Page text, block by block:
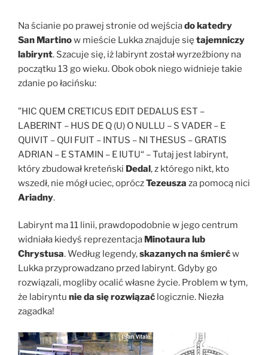
Na ścianie po prawej stronie od wejściado katedry
San Martinow mieście Lukka znajduje się tajemniczy
labirynt. Szacuje się, iż labirynt został wyrzeźbiony na
początku 13 go wieku. Obok obok niego widnieje takie
zdanie po łacińsku:
”HIC QUEM CRETICUS EDIT DEDALUS EST –
LABERINT – HUS DE Q (U) O NULLU – S VADER – E
QUIVIT – QUI FUIT – INTUS – NI THESUS – GRATIS
ADRIAN – E STAMIN – E IUTU“ – Tutaj jest labirynt,
który zbudował kreteński Dedal, z którego nikt, kto
wszedł, nie mógł uciec, opróczTezeusza za pomocą nici
Ariadny.
Labirynt ma 11 linii, prawdopodobnie w jego centrum
widniała kiedyś reprezentacja Minotaura lub
Chrystusa. Według legendy,skazanych na śmierćw
Lukka przyprowadzano przed labirynt. Gdyby go
rozwiązali, mogliby ocalić własne życie. Problem w tym,
że labiryntu nie da się rozwiązać logicznie. Niezła
zagadka!